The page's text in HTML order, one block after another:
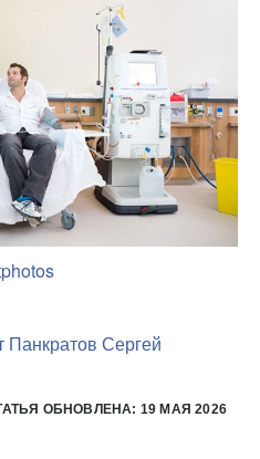
Панкратов Сергей
ОБНОВЛЕНА: 19 МАЯ 2026